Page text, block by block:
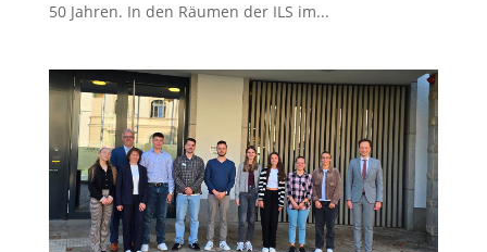
50 Jahren. In den Räumen der ILS im...